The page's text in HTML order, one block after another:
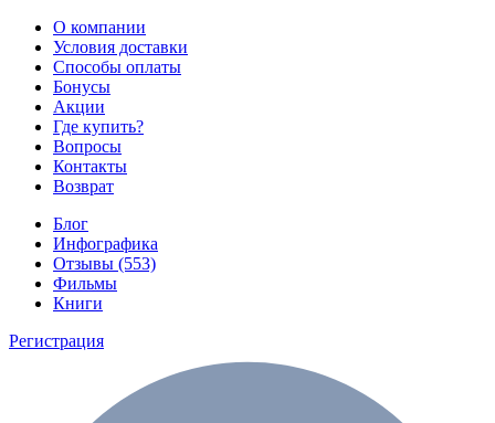
О компании
Условия доставки
Способы оплаты
Бонусы
Акции
Где купить?
Вопросы
Контакты
Возврат
Блог
Инфографика
Отзывы (553)
Фильмы
Книги
Регистрация